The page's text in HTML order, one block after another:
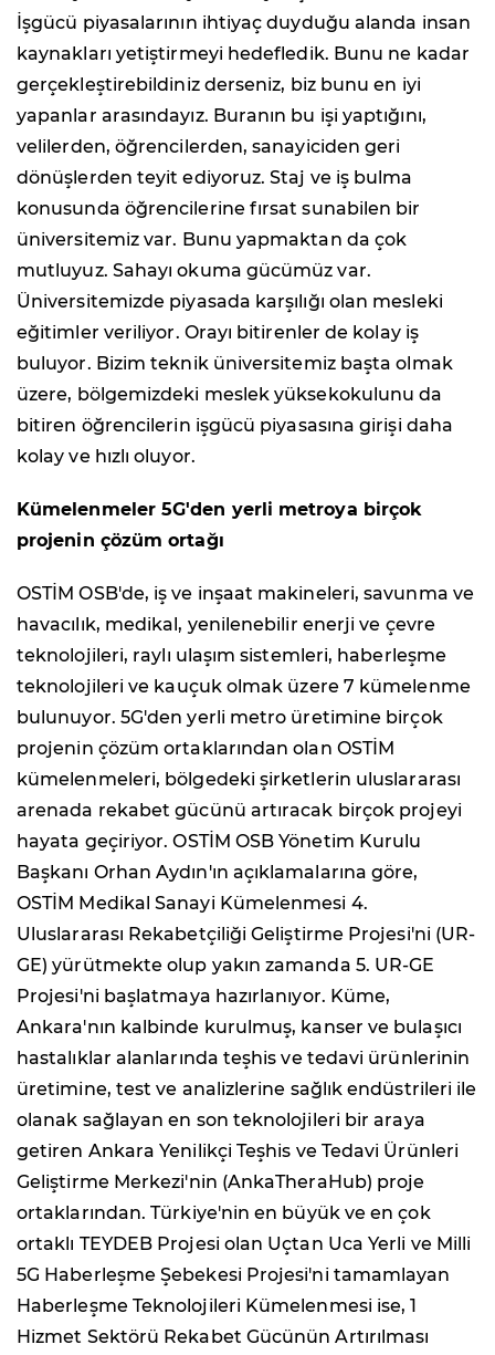
İşgücü piyasalarının ihtiyaç duyduğu alanda insan
kaynakları yetiştirmeyi hedefledik. Bunu ne kadar
gerçekleştirebildiniz derseniz, biz bunu en iyi
yapanlar arasındayız. Buranın bu işi yaptığını,
velilerden, öğrencilerden, sanayiciden geri
dönüşlerden teyit ediyoruz. Staj ve iş bulma
konusunda öğrencilerine fırsat sunabilen bir
üniversitemiz var. Bunu yapmaktan da çok
mutluyuz. Sahayı okuma gücümüz var.
Üniversitemizde piyasada karşılığı olan mesleki
eğitimler veriliyor. Orayı bitirenler de kolay iş
buluyor. Bizim teknik üniversitemiz başta olmak
üzere, bölgemizdeki meslek yüksekokulunu da
bitiren öğrencilerin işgücü piyasasına girişi daha
kolay ve hızlı oluyor.
Kümelenmeler 5G'den yerli metroya birçok
projenin çözüm ortağı
OSTİM OSB'de, iş ve inşaat makineleri, savunma ve
havacılık, medikal, yenilenebilir enerji ve çevre
teknolojileri, raylı ulaşım sistemleri, haberleşme
teknolojileri ve kauçuk olmak üzere 7 kümelenme
bulunuyor. 5G'den yerli metro üretimine birçok
projenin çözüm ortaklarından olan OSTİM
kümelenmeleri, bölgedeki şirketlerin uluslararası
arenada rekabet gücünü artıracak birçok projeyi
hayata geçiriyor. OSTİM OSB Yönetim Kurulu
Başkanı Orhan Aydın'ın açıklamalarına göre,
OSTİM Medikal Sanayi Kümelenmesi 4.
Uluslararası Rekabetçiliği Geliştirme Projesi'ni (UR-
GE) yürütmekte olup yakın zamanda 5. UR-GE
Projesi'ni başlatmaya hazırlanıyor. Küme,
Ankara'nın kalbinde kurulmuş, kanser ve bulaşıcı
hastalıklar alanlarında teşhis ve tedavi ürünlerinin
üretimine, test ve analizlerine sağlık endüstrileri ile
olanak sağlayan en son teknolojileri bir araya
getiren Ankara Yenilikçi Teşhis ve Tedavi Ürünleri
Geliştirme Merkezi'nin (AnkaTheraHub) proje
ortaklarından. Türkiye'nin en büyük ve en çok
ortaklı TEYDEB Projesi olan Uçtan Uca Yerli ve Milli
5G Haberleşme Şebekesi Projesi'ni tamamlayan
Haberleşme Teknolojileri Kümelenmesi ise, 1
Hizmet Sektörü Rekabet Gücünün Artırılması